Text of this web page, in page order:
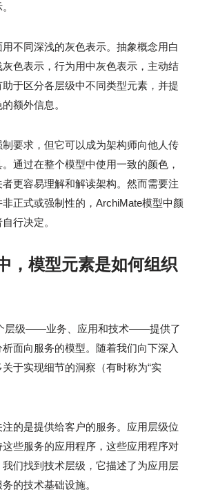
不同深浅的灰色表示。抽象概念用白
色表示，行为用中灰色表示，主动结
于区分各层级中不同类型元素，并提
额外信息。
要求，但它可以成为架构师向他人传
通过在整个模型中使用一致的颜色，
更容易理解和解读架构。然而需要注
正式或强制性的，ArchiMate模型中颜
行决定。
，模型元素是如何组织
层级——业务、应用和技术——提供了
面向服务的模型。随着我们向下深入
于实现细节的洞察（有时称为“实
的是提供给客户的服务。应用层级位
些服务的应用程序，这些应用程序对
们找到技术层级，它描述了为应用层
的技术基础设施。